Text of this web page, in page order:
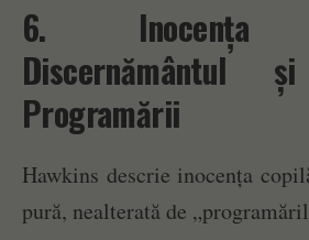
6. Inocența
Discernământul
Programării
Hawkins descrie inocența
pură, nealterată de